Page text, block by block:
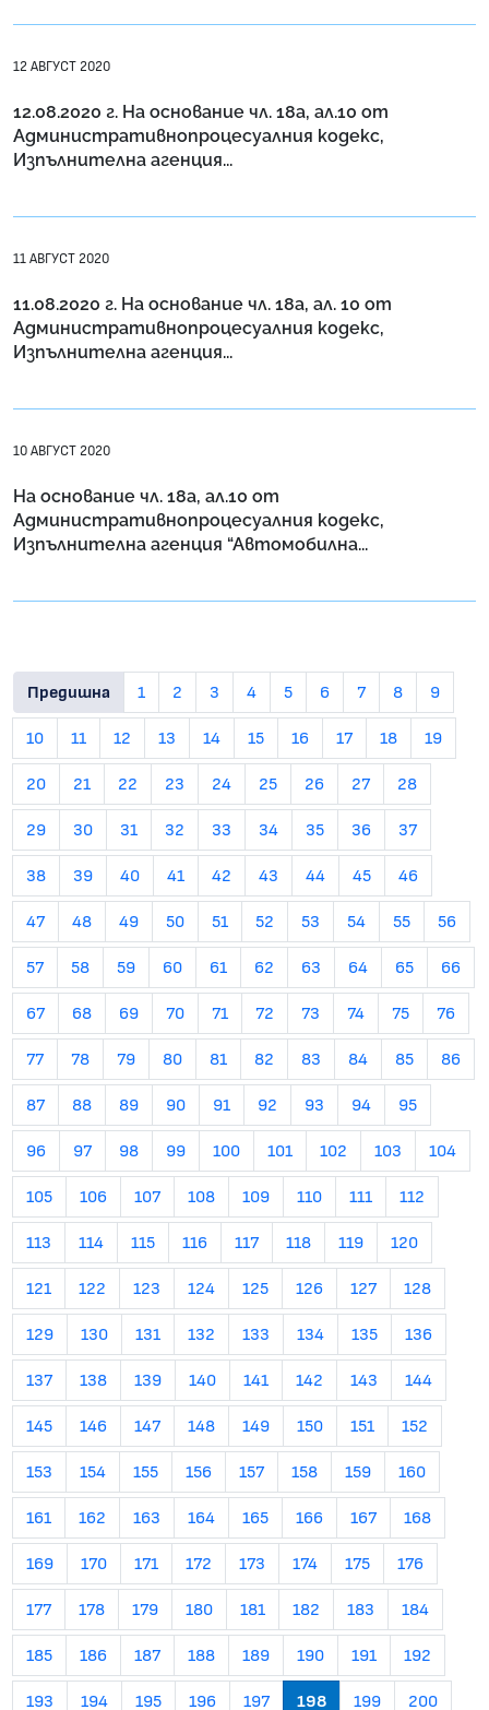
12 АВГУСТ 2020
12.08.2020 г. На основание чл. 18а, ал.10 от
Административнопроцесуалния кодекс,
Изпълнителна агенция...
11 АВГУСТ 2020
11.08.2020 г. На основание чл. 18a, ал. 10 от
Административнопроцесуалния кодекс,
Изпълнителна агенция...
10 АВГУСТ 2020
На основание чл. 18а, ал.10 от
Административнопроцесуалния кодекс,
Изпълнителна агенция “Автомобилна...
Предишна 1 2 3 4 5 6 7 8 9
10 11 12 13 14 15 16 17 18 19
20 21 22 23 24 25 26 27 28
29 30 31 32 33 34 35 36 37
38 39 40 41 42 43 44 45 46
47 48 49 50 51 52 53 54 55 56
57 58 59 60 61 62 63 64 65 66
67 68 69 70 71 72 73 74 75 76
77 78 79 80 81 82 83 84 85 86
87 88 89 90 91 92 93 94 95
96 97 98 99 100 101 102 103 104
105 106 107 108 109 110 111 112
113 114 115 116 117 118 119 120
121 122 123 124 125 126 127 128
129 130 131 132 133 134 135 136
137 138 139 140 141 142 143 144
145 146 147 148 149 150 151 152
153 154 155 156 157 158 159 160
161 162 163 164 165 166 167 168
169 170 171 172 173 174 175 176
177 178 179 180 181 182 183 184
185 186 187 188 189 190 191 192
193 194 195 196 197 198 199 200